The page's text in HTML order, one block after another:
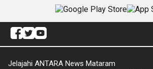
Jelajahi ANTARA News Mataram